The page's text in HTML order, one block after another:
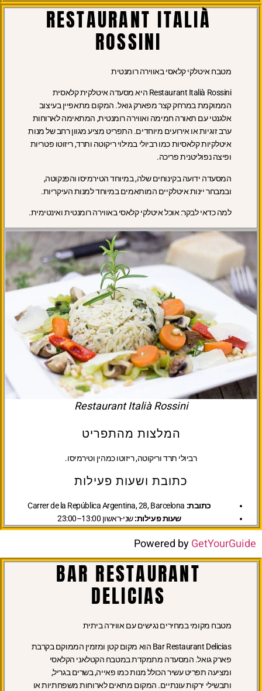
RESTAURANT ITALIÀ
ROSSINI
מטבח איטלקי קלאסי באווירה רומנטית
Restaurant Italià Rossini היא מסעדה איטלקית קלאסית
הממוקמת במרחק קצר מפארק גואל. המקום מתאפיין בעיצוב
אלגנטי עם תאורה חמימה ואווירה רומנטית, המתאימה לארוחות
ערב זוגיות או אירועים מיוחדים. התפריט מציע מגוון רחב של מנות
איטלקיות קלאסיות כמו רביולי במילוי ריקוטה ותרד, ריזוטו פטריות
ופיצה נפוליטנית פריכה.
המסעדה ידועה בקינוחים שלה, במיוחד הטירמיסו והפנקוטה,
ובמבחר יינות איטלקיים המותאמים במיוחד למנות העיקריות.
למה כדאי לבקר:אוכל איטלקי קלאסי באווירה רומנטית ואינטימית.
Restaurant Italià Rossini
המלצות מהתפריט
רביולי תרד וריקוטה, ריזוטו כמהין וטירמיסו.
כתובת ושעות פעילות
כתובת:
שעות פעילות:שני-ראשון 13:00–23:00
Powered byGetYourGuide
BAR RESTAURANT
DELICIAS
מטבח מקומי במחירים נגישים עם אווירה ביתית
Bar Restaurant Delicias הוא מקום קטן ומזמין הממוקם בקרבת
פארק גואל. המסעדה מתמקדת במטבח הקטלאני הקלאסי
ומציעה תפריט עשיר הכולל מנות כמו פאייה, בשרים בגריל,
ותבשילי ירקות עונתיים. המקום מתאים לארוחות משפחתיות או